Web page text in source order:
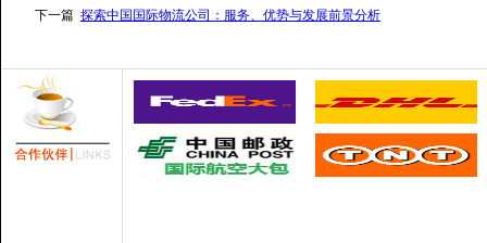
下一篇 探索中国国际物流公司：服务、优势与发展前景分析